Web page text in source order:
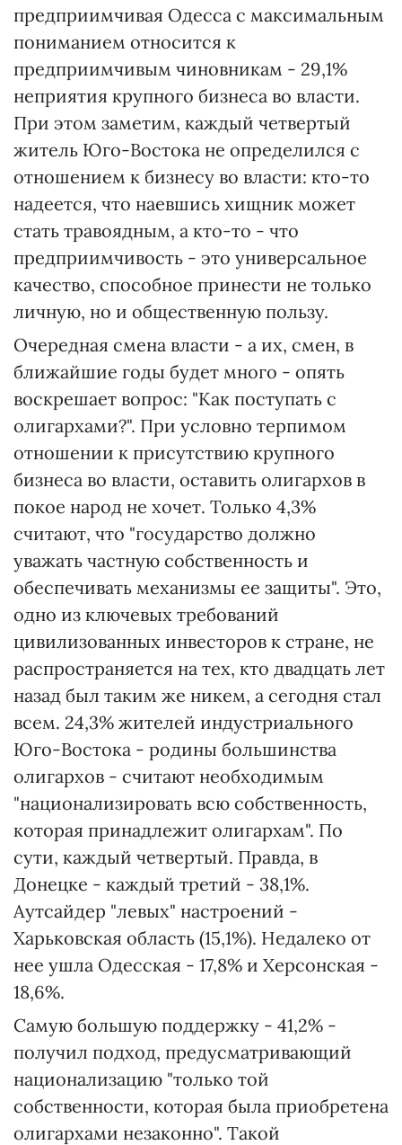
предприимчивая Одесса с максимальным
пониманием относится к
предприимчивым чиновникам - 29,1%
неприятия крупного бизнеса во власти.
При этом заметим, каждый четвертый
житель Юго-Востока не определился с
отношением к бизнесу во власти: кто-то
надеется, что наевшись хищник может
стать травоядным, а кто-то - что
предприимчивость - это универсальное
качество, способное принести не только
личную, но и общественную пользу.
Очередная смена власти - а их, смен, в
ближайшие годы будет много - опять
воскрешает вопрос: "Как поступать с
олигархами?". При условно терпимом
отношении к присутствию крупного
бизнеса во власти, оставить олигархов в
покое народ не хочет. Только 4,3%
считают, что "государство должно
уважать частную собственность и
обеспечивать механизмы ее защиты". Это,
одно из ключевых требований
цивилизованных инвесторов к стране, не
распространяется на тех, кто двадцать лет
назад был таким же никем, а сегодня стал
всем. 24,3% жителей индустриального
Юго-Востока - родины большинства
олигархов - считают необходимым
"национализировать всю собственность,
которая принадлежит олигархам". По
сути, каждый четвертый. Правда, в
Донецке - каждый третий - 38,1%.
Аутсайдер "левых" настроений -
Харьковская область (15,1%). Недалеко от
нее ушла Одесская - 17,8% и Херсонская -
18,6%.
Самую большую поддержку - 41,2% -
получил подход, предусматривающий
национализацию "только той
собственности, которая была приобретена
олигархами незаконно". Такой